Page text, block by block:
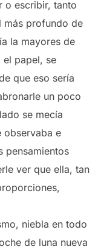
o escribir, tanto
más profundo de
la mayores de
el papel, se
que eso sería
un poco
se mecía
observaba e
pensamientos
ver que ella, tan
niebla en todo
de luna nueva